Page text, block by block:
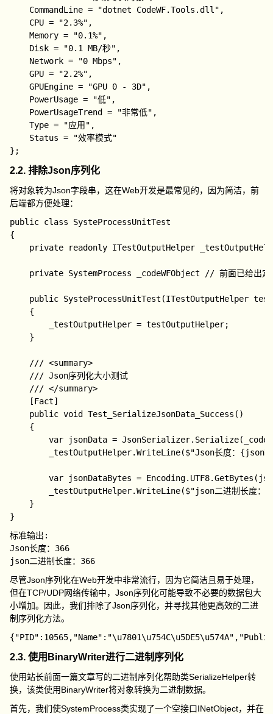
    CommandLine = "dotnet CodeWF.Tools.dll",
    CPU = "2.3%",
    Memory = "0.1%",
    Disk = "0.1 MB/秒",
    Network = "0 Mbps",
    GPU = "2.2%",
    GPUEngine = "GPU 0 - 3D",
    PowerUsage = "低",
    PowerUsageTrend = "非常低",
    Type = "应用",
    Status = "效率模式"
2.2. 排除Json序列化
将对象转为Json字段串，这在Web开发是最常见的，因为简洁，前
后端都方便处理：
public class SysteProcessUnitTest
{
private readonly ITestOutputHelper
private SystemProcess _codeWFObject // 前面已给出定
public SysteProcessUnitTest(ITestOutputHelper
    {
        _testOutputHelper = testOutputHelper;
    }
    /// <summary>
    /// Json序列化大小测试
    /// </summary>
    [Fact]
    public void Test_SerializeJsonData_Success()
    {
var jsonData =
_testOutputHelper.WriteLine($"Json长度：
var jsonDataBytes =
_testOutputHelper.WriteLine($"json二进制长度：
    }
标准输出:
Json长度：366
尽管Json序列化在Web开发中非常流行，因为它简洁且易于处理，
但在TCP/UDP网络传输中，Json序列化可能导致不必要的数据包大
小增加。因此，我们排除了Json序列化，并寻找其他更高效的二进
制序列化方法。
2.3. 使用BinaryWriter进行二进制序列化
使用站长前面一篇文章写的二进制序列化帮助类SerializeHelper转
换，该类使用BinaryWriter将对象转换为二进制数据。
首先，我们使SystemProcess类实现了一个空接口INetObject，并在